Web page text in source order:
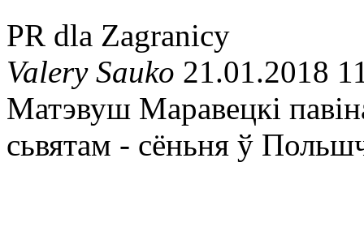
PR dla Zagranicy
Valery Sauko 21.01.2018
Матэвуш Маравецкі
сьвятам - сёньня ў